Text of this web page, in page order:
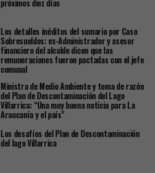
próximos diez días
Los detalles inéditos del sumario por Caso
Sobresueldos: ex-Administrador y asesor
financiero del alcalde dicen que las
remuneraciones fueron pactadas con el jefe
comunal
Ministra de Medio Ambiente y toma de razón
del Plan de Descontaminación del Lago
Villarrica: “Una muy buena noticia para La
Araucanía y el país”
Los desafíos del Plan de Descontaminación
del lago Villarrica